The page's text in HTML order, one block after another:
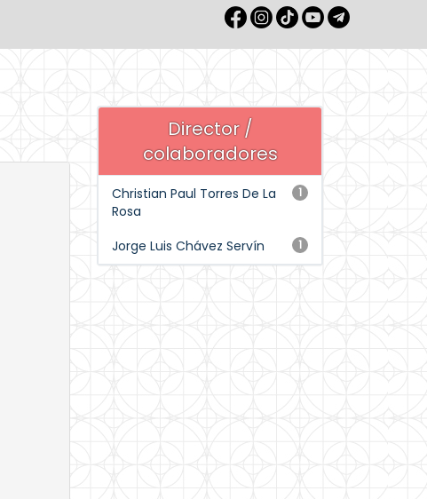
Director /
colaboradores
1
Christian Paul Torres De La
Rosa
1
Jorge Luis Chávez Servín